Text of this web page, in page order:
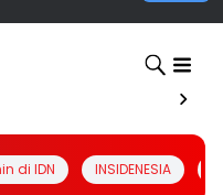
di IDN INSIDENESIA